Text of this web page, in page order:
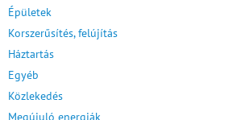
Épületek
Korszerűsítés, felújítás
Háztartás
Egyéb
Közlekedés
Megújuló energiák